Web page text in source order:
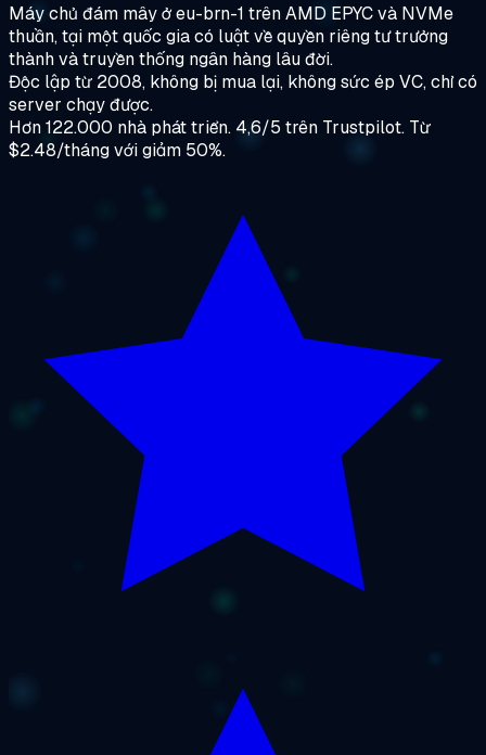
Máy chủ đám mây ở eu-brn-1 trên AMD EPYC và NVMe
thuần, tại một quốc gia có luật về quyền riêng tư trưởng
thành và truyền thống ngân hàng lâu đời.
Độc lập từ 2008, không bị mua lại, không sức ép VC, chỉ có
server chạy được.
Hơn 122.000 nhà phát triển. 4,6/5 trên Trustpilot. Từ
$2.48/tháng với giảm 50%.